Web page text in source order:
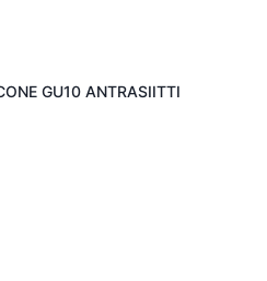
GU10 ANTRASIITTI